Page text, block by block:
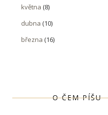
května (8)
dubna (10)
března (16)
O ČEM PÍŠU